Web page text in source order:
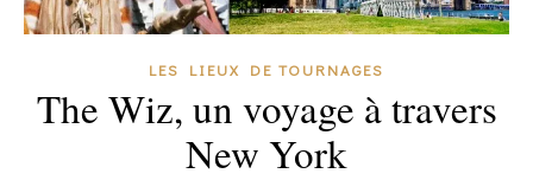
LES LIEUX DE TOURNAGES
The Wiz, un voyage à travers
New York